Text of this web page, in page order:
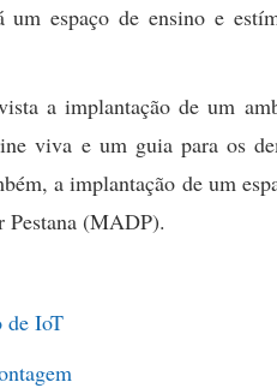
um espaço de ensino e
a implantação de um
viva e um guia para os
a implantação de um
(MADP).
de IoT